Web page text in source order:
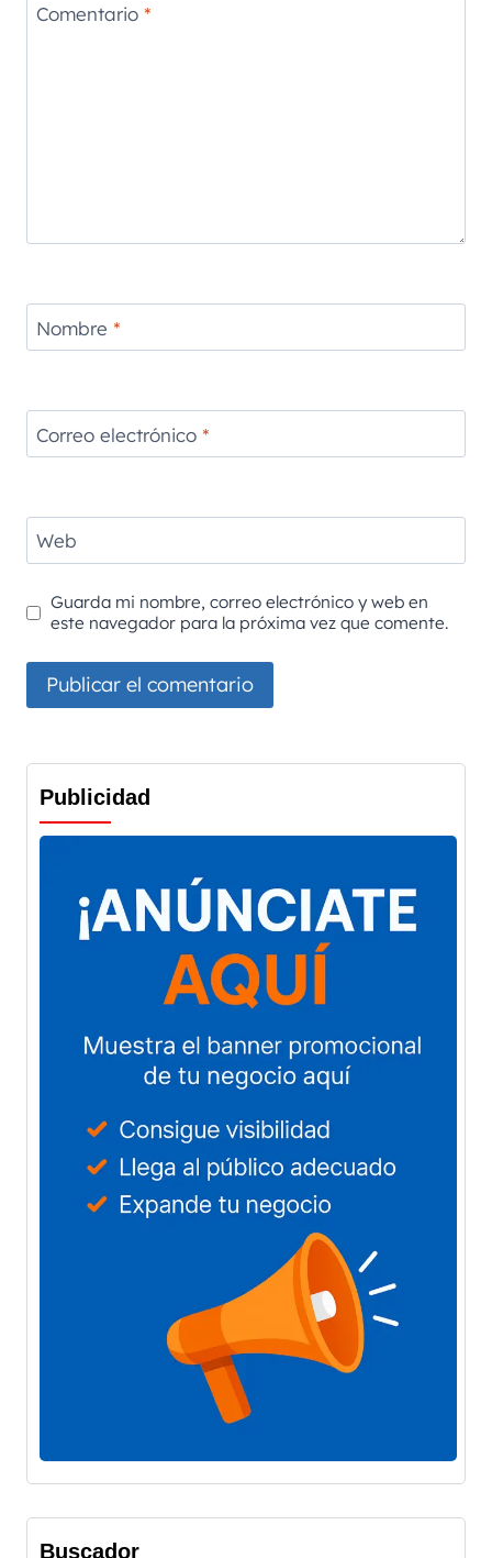
Comentario *
Nombre *
Correo electrónico *
Web
Guarda mi nombre, correo electrónico y web en
este navegador para la próxima vez que comente.
Publicidad
Buscador